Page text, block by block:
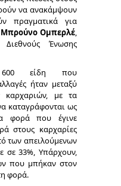
να ανακάμψουν
πραγματικά για
Μπρούνο Ομπερλέ,
Διεθνούς Ένωσης
600 είδη που
ήταν μεταξύ
καρχαριών, με τα
καταγράφονται ως
φορά που έγινε
στους καρχαρίες
των απειλούμενων
σε 33%, Υπάρχουν,
που μπήκαν στον
φορά.